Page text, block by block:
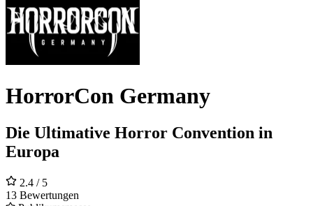
HorrorCon Germany
Die Ultimative Horror Convention in
Europa
2.4 / 5
13 Bewertungen